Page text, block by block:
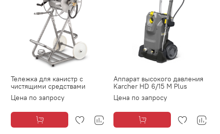
Тележка для канистр с
чистящими средствами
Цена по запросу
Аппарат высокого давления
Karcher HD 6/15 М Plus
Цена по запросу